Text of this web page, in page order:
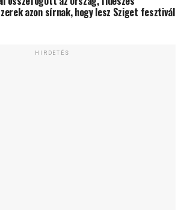
azon sírnak, hogy lesz Sziget fesztivál
HIRDETÉS